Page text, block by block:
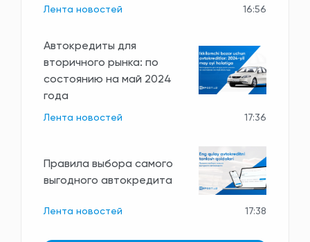
Лента новостей 16:56
Автокредиты для
вторичного рынка: по
состоянию на май 2024
года
Лента новостей 17:36
Правила выбора самого
выгодного автокредита
Лента новостей 17:38